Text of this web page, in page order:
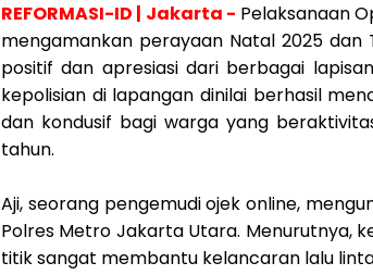
REFORMASI-ID | Jakarta - Pelaksanaan
mengamankan perayaan Natal 2025
positif dan apresiasi dari berbagai
kepolisian di lapangan dinilai berhasil
dan kondusif bagi warga yang
tahun.
Aji, seorang pengemudi ojek online,
Polres Metro Jakarta Utara. Menurutnya,
titik sangat membantu kelancaran lalu